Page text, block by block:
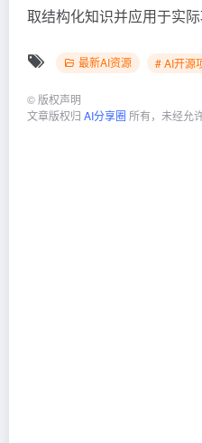
取结构化知识并应用于实际
最新AI资源 # AI开源
© 版权声明
文章版权归 AI分享圈 所有，未经允